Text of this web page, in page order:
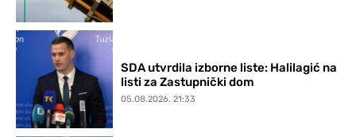
SDA utvrdila izborne liste: Halilagić na
listi za Zastupnički dom
05.08.2026. 21:33